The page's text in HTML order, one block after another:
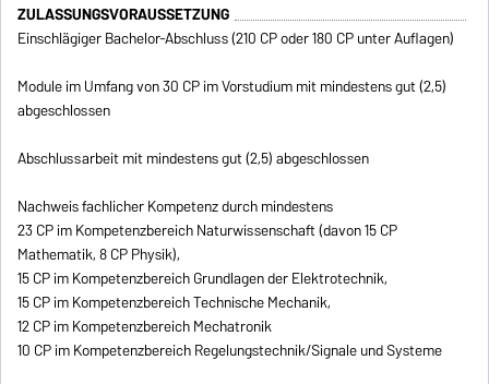
ZULASSUNGSVORAUSSETZUNG
Einschlägiger Bachelor-Abschluss (210 CP oder 180 CP unter Auflagen)
Module im Umfang von 30 CP im Vorstudium mit mindestens gut (2,5)
abgeschlossen
Abschlussarbeit mit mindestens gut (2,5) abgeschlossen
Nachweis fachlicher Kompetenz durch mindestens
23 CP im Kompetenzbereich Naturwissenschaft (davon 15 CP
Mathematik, 8 CP Physik),
15 CP im Kompetenzbereich Grundlagen der Elektrotechnik,
15 CP im Kompetenzbereich Technische Mechanik,
12 CP im Kompetenzbereich Mechatronik
10 CP im Kompetenzbereich Regelungstechnik/Signale und Systeme